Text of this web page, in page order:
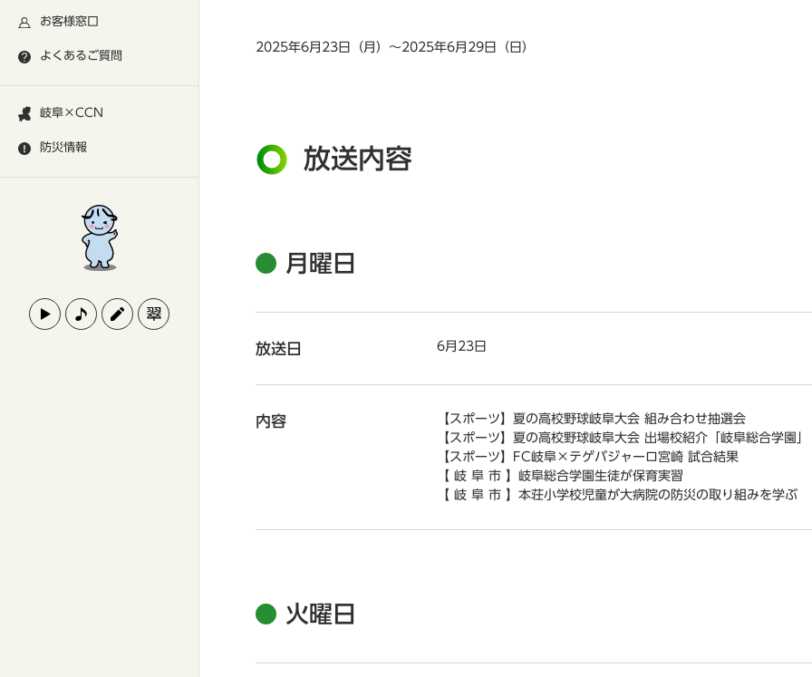
お客様窓口
よくあるご質問
岐阜×CCN
防災情報
2025年6月23日（月）～2025年6月29日（日）
放送内容
月曜日
放送日 6月23日
内容
【スポーツ】夏の高校野球岐阜大会 組み合わせ抽選会
【スポーツ】夏の高校野球岐阜大会 出場校紹介「岐阜総合学園」
【スポーツ】FC岐阜×テゲバジャーロ宮崎 試合結果
【 岐 阜 市 】岐阜総合学園生徒が保育実習
【 岐 阜 市 】本荘小学校児童が大病院の防災の取り組みを学ぶ
火曜日